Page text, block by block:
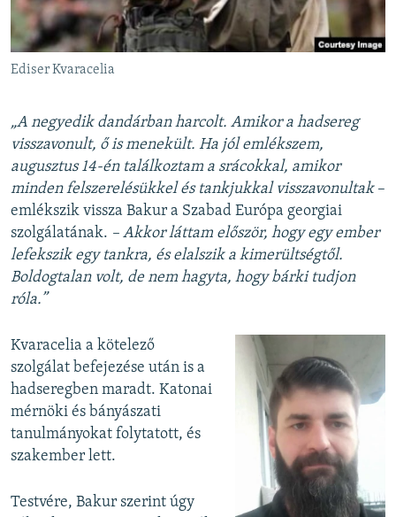
Ediser Kvaracelia
„A negyedik dandárban harcolt. Amikor a hadsereg
visszavonult, ő is menekült. Ha jól emlékszem,
augusztus 14-én találkoztam a srácokkal, amikor
minden felszerelésükkel és tankjukkal visszavonultak–
emlékszik vissza Bakur a Szabad Európa georgiai
szolgálatának. – Akkor láttam először, hogy egy ember
lefekszik egy tankra, és elalszik a kimerültségtől.
Boldogtalan volt, de nem hagyta, hogy bárki tudjon
róla.”
Kvaracelia a kötelező
szolgálat befejezése után is a
hadseregben maradt. Katonai
mérnöki és bányászati
tanulmányokat folytatott, és
szakember lett.
Testvére, Bakur szerint úgy